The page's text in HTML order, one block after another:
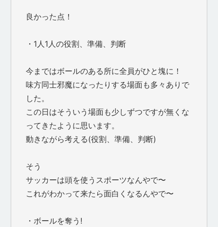
良かった点！
・1人1人の役割、準備、判断
今まではボールのある所に全員がひと塊に！
味方同士邪魔になったりする場面も多々ありで
した。
この日はそういう場面も少しずつですが無くな
ってきたように思います。
動きながら考える(役割、準備、判断)
そう
サッカーは頭を使うスポーツなんやで〜
これがわかって来たら面白くなるんやで〜
・ボールを奪う!